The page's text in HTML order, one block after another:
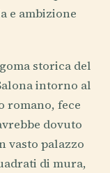
e ambizione
storica del
intorno al
romano, fece
dovuto
vasto palazzo
di mura,